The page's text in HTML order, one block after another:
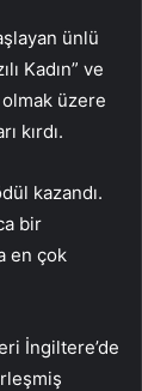
ünlü
Kadın” ve
üzere
kırdı.
kazandı.
bir
en çok
İngiltere’de